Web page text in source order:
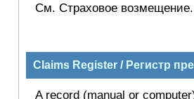
См. Страховое возмещение.
Claims Register / Регистр
A record (manual or